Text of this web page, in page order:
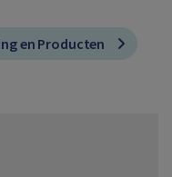
en Producten